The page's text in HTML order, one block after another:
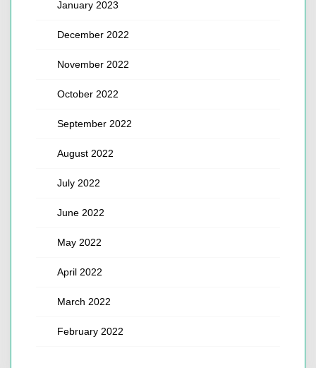
January 2023
December 2022
November 2022
October 2022
September 2022
August 2022
July 2022
June 2022
May 2022
April 2022
March 2022
February 2022